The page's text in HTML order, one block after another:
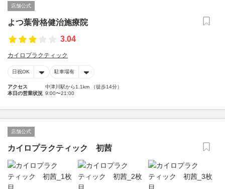
店舗公式
よつ葉骨格健治施療院
3.04
カイロプラクティック
日祝OK 駐車場有
アクセス
中津川駅から1.1km （徒歩14分）
本日の営業状況 9:00〜21:00
店舗公式
カイロプラクティック 初茜